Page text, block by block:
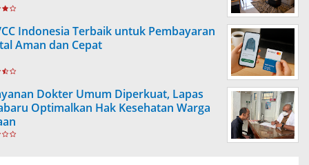
Indonesia Terbaik untuk Pembayaran
Aman dan Cepat
Dokter Umum Diperkuat, Lapas
Optimalkan Hak Kesehatan Warga